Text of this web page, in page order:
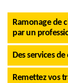
Ramonage de
par un
Des services
Remettez vos